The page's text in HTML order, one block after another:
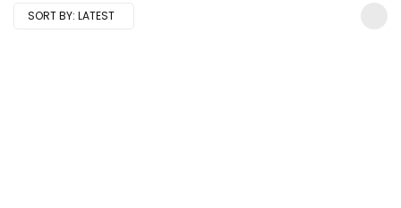
SORT BY: LATEST